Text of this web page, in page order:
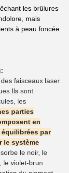
les brûlures
mais
à peau foncée.
faisceaux laser
Ils sont
les
parties
en
par
le système
le noir, le
le violet-brun